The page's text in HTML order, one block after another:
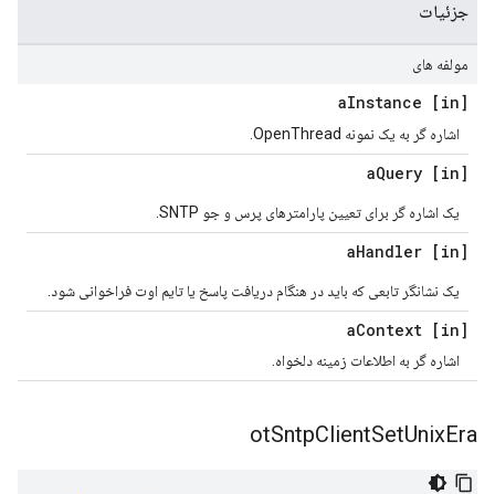
جزئیات
مولفه های
[in] a
Instance
اشاره گر به یک نمونه OpenThread.
[in] a
Query
یک اشاره گر برای تعیین پارامترهای پرس و جو SNTP.
[in] a
Handler
یک نشانگر تابعی که باید در هنگام دریافت پاسخ یا تایم اوت فراخوانی شود.
[in] a
Context
اشاره گر به اطلاعات زمینه دلخواه.
otSntpClientSetUnixEra